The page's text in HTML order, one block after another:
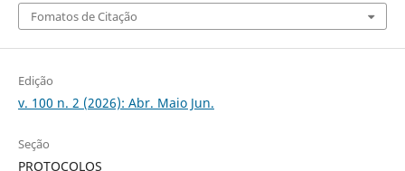
Fomatos de Citação
Edição
v. 100 n. 2 (2026): Abr. Maio Jun.
Seção
PROTOCOLOS